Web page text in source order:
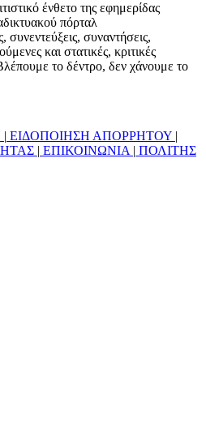
ένθετο της εφημερίδας
πόρταλ
συναντήσεις,
και στατικές, κριτικές
το δέντρο, δεν χάνουμε το
| ΕΙΔΟΠΟΙΗΣΗ ΑΠΟΡΡΗΤΟΥ |
| ΕΠΙΚΟΙΝΩΝΙΑ | ΠΟΛΙΤΗΣ